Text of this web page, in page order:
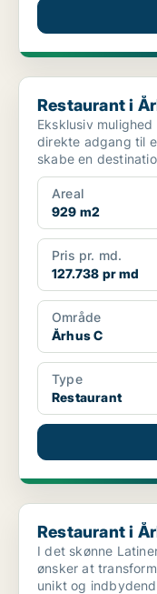
Restaurant i Århus C
Restaurant i
Eksklusiv
direkte adgang til
skabe en
sel...
Areal
929 m2
Pris pr. md.
127.738 pr md
Område
Århus C
Type
Restaurant
Restaurant i Århus C
Restaurant i
I det skønne
ønsker at
unikt og